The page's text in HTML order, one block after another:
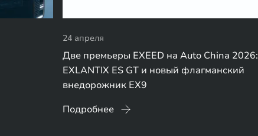
24 апреля
Две премьеры EXEED на Auto China 2026:
EXLANTIX ES GT и новый флагманский
внедорожник EX9
Подробнее